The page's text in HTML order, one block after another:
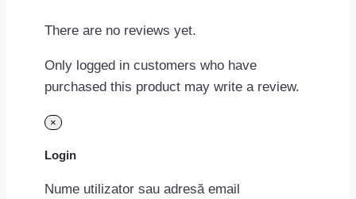
There are no reviews yet.
Only logged in customers who have
purchased this product may write a review.
×
Login
Nume utilizator sau adresă email